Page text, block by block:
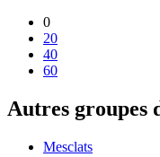
0
20
40
60
Autres groupes
Mesclats